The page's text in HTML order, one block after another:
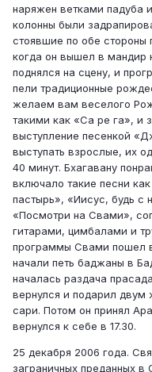
наряжен ветками падуба
колонны были
стоявшие по обе стороны
когда он вышел в мандир
поднялся на сцену, и
пели традиционные
желаем вам веселого
такими как «Са ре га», и
выступление песенкой
выступать взрослые, их
40 минут. Бхагавану
включало такие песни
пастырь», «Иисус, будь
«Посмотри на Свами»,
гитарами, цимбалами и
программы Свами пошел
начали петь баджаны в
началась раздача
вернулся и подарил
сари. Потом он принял
вернулся к себе в 17.30.
25 декабря 2006 года.
заграничных преданных в